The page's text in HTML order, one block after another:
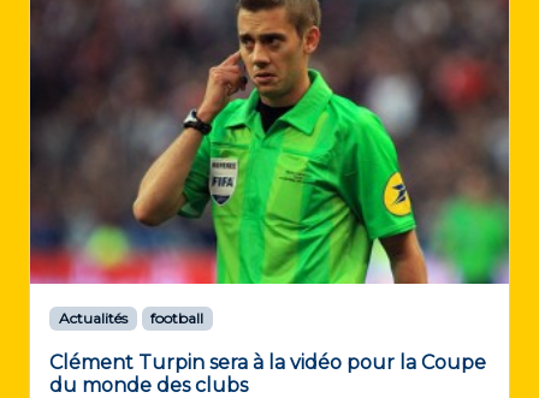
Actualités football
Clément Turpin sera à la vidéo pour la Coupe
du monde des clubs